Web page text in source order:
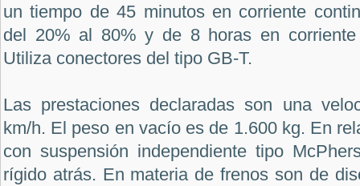
un tiempo de 45 minutos en corriente
del 20% al 80% y de 8 horas en
Utiliza conectores del tipo GB-T.
Las prestaciones declaradas son una
km/h. El peso en vacío es de 1.600 kg. En
con suspensión independiente tipo
rígido atrás. En materia de frenos son de